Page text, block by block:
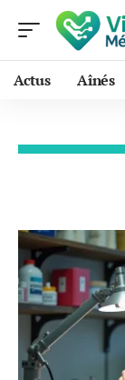
Actus Aînés